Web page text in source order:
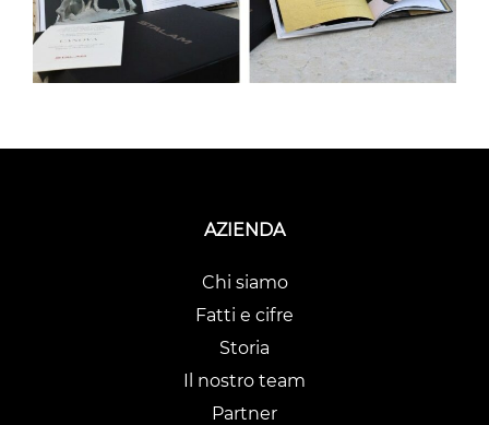
AZIENDA
Chi siamo
Fatti e cifre
Storia
Il nostro team
Partner